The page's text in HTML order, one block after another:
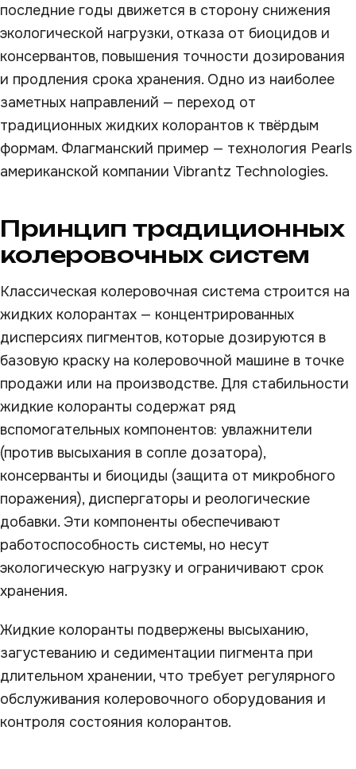
последние годы движется в сторону снижения
экологической нагрузки, отказа от биоцидов и
консервантов, повышения точности дозирования
и продления срока хранения. Одно из наиболее
заметных направлений — переход от
традиционных жидких колорантов к твёрдым
формам. Флагманский пример — технология Pearls
американской компании Vibrantz Technologies.
Принцип традиционных
колеровочных систем
Классическая колеровочная система строится на
жидких колорантах — концентрированных
дисперсиях пигментов, которые дозируются в
базовую краску на колеровочной машине в точке
продажи или на производстве. Для стабильности
жидкие колоранты содержат ряд
вспомогательных компонентов: увлажнители
(против высыхания в сопле дозатора),
консерванты и биоциды (защита от микробного
поражения), диспергаторы и реологические
добавки. Эти компоненты обеспечивают
работоспособность системы, но несут
экологическую нагрузку и ограничивают срок
хранения.
Жидкие колоранты подвержены высыханию,
загустеванию и седиментации пигмента при
длительном хранении, что требует регулярного
обслуживания колеровочного оборудования и
контроля состояния колорантов.